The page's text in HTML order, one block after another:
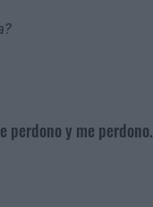
perdono y me perdono.